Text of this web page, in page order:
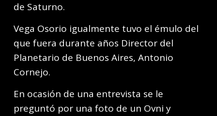
de Saturno.
Vega Osorio igualmente tuvo el émulo del
que fuera durante años Director del
Planetario de Buenos Aires, Antonio
Cornejo.
En ocasión de una entrevista se le
preguntó por una foto de un Ovni y